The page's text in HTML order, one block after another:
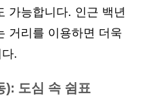
가능합니다. 인근 백년
거리를 이용하면 더욱
.
): 도심 속 쉼표